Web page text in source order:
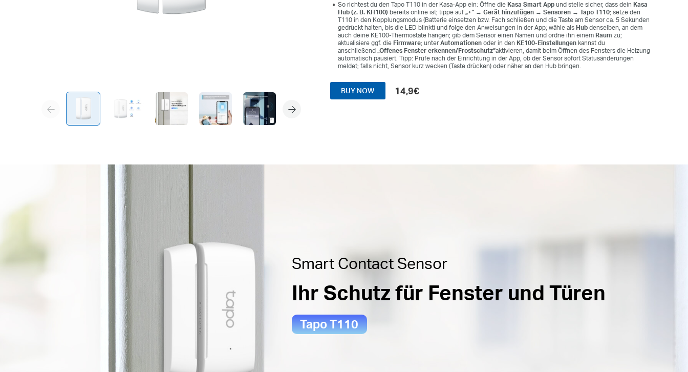
So richtest du den Tapo T110 in der Kasa-App ein: Öffne die Kasa Smart Appund stelle sicher, dass dein Kasa
Hub (z. B. KH100) bereits online ist; tippe auf „+“ → Gerät hinzufügen → Sensoren → Tapo T110; setze den
T110 in den Kopplungsmodus (Batterie einsetzen bzw. Fach schließen und die Taste am Sensor ca. 5 Sekunden
gedrückt halten, bis die LED blinkt) und folge den Anweisungen in der App; wähle als Hubdenselben, an dem
auch deine KE100-Thermostate hängen; gib dem Sensor einen Namen und ordne ihn einem Raum zu;
aktualisiere ggf. die Firmware; unterAutomationenoder in den KE100-Einstellungenkannst du
anschließend „Offenes Fenster erkennen/Frostschutz“aktivieren, damit beim Öffnen des Fensters die Heizung
automatisch pausiert. Tipp: Prüfe nach der Einrichtung in der App, ob der Sensor sofort Statusänderungen
meldet; falls nicht, Sensor kurz wecken (Taste drücken) oder näher an den Hub bringen.
BUY NOW 14,9€
Smart Contact Sensor
Ihr Schutz für Fenster und Türen
Tapo T110